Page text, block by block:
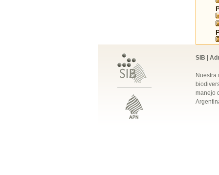
SIB |
Nuestra
manejo